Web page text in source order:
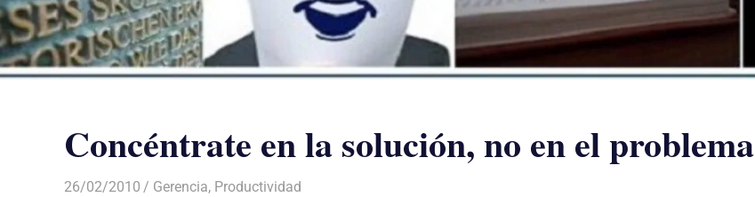
Concéntrate en la solución, no en el problema
26/02/2010 Luis Castellanos
Gerencia, Productividad